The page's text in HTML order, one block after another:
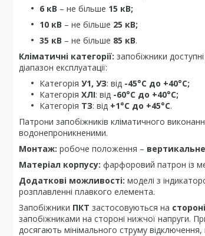
6 кВ – не більше 15 кВ;
10 кВ – не більше 25 кВ;
35 кВ – не більше 85 кВ.
Кліматичні категорії: запобіжники
діапазон експлуатації:
Категорія У1, УЗ: від -45°С до +40°С;
Категорія ХЛІ: від -60°С до +40°С;
Категорія ТЗ: від +1°С до +45°С.
Патрони запобіжників кліматичного
водонепроникненими.
Монтаж: робоче положення – вертикальне
Матеріал корпусу: фарфоровий патрон із
Додаткові можливості: моделі з
розплавленні плавкого елемента.
Запобіжники ПКТ застосовуються на
запобіжниками на стороні нижчої напруги.
досягають мінімального струму